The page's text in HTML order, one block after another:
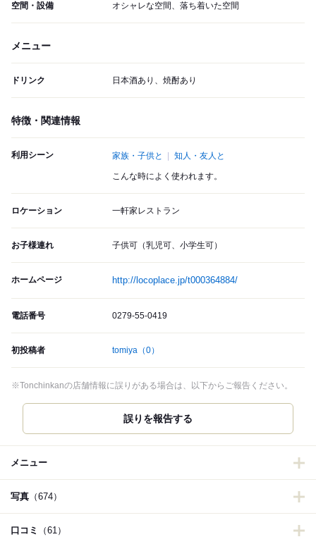
空間・設備 オシャレな空間、落ち着いた空間
メニュー
ドリンク 日本酒あり、焼酎あり
特徴・関連情報
利用シーン 家族・子供と 知人・友人と
こんな時によく使われます。
ロケーション 一軒家レストラン
お子様連れ 子供可（乳児可、小学生可）
ホームページ http://locoplace.jp/t000364884/
電話番号 0279-55-0419
初投稿者 tomiya （0）
※Tonchinkanの店舗情報に誤りがある場合は、以下からご報告ください。
誤りを報告する
メニュー
写真 （674）
口コミ （61）